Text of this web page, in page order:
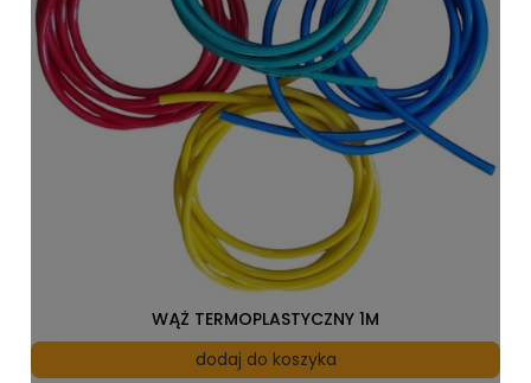
WĄŻ TERMOPLASTYCZNY 1M
dodaj do koszyka